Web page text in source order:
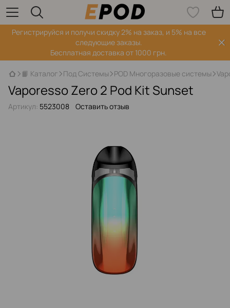
Регистрируйся‌ и получи скидку 2% на заказ, и 5% на все
следующие заказы.
Бесплатная доставка от 1000 грн.
📙 Каталог Под Системы POD Многоразовые системы
Vaporesso Zero 2 Pod Kit Sunset
Артикул: 5523008 Оставить отзыв